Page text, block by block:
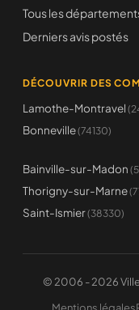
Tous les
Derniers avis postés
DÉCOUVRIR DES
Lamothe-Montravel
Bonneville(74130)
Bainville-sur-Madon
Thorigny-sur-Marne
Saint-Ismier(38330)
© 2006 - 2026